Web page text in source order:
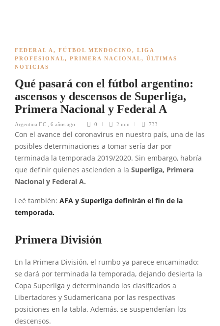
FEDERAL A , FÚTBOL MENDOCINO , LIGA
PROFESIONAL, PRIMERA NACIONAL, ÚLTIMAS
NOTICIAS
Qué pasará con el fútbol argentino:
ascensos y descensos de Superliga,
Primera Nacional y Federal A
Argentina F.C. 6 años ago 0 2 min 733
Con el avance del coronavirus en nuestro país, una de las
posibles determinaciones a tomar sería dar por
terminada la temporada 2019/2020. Sin embargo, habría
que definir quienes ascienden a la Superliga, Primera
Nacional y Federal A.
Leé también: AFA y Superliga definirán el fin de la
temporada.
Primera División
En la Primera División, el rumbo ya parece encaminado:
se dará por terminada la temporada, dejando desierta la
Copa Superliga y determinando los clasificados a
Libertadores y Sudamericana por las respectivas
posiciones en la tabla. Además, se suspenderían los
descensos.